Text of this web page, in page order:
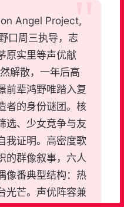
Angel Project,
口周三执导，志
原实里等声优献
解散，一年后高
前辈鸿野唯踏入复
者的身份谜团。核
选、少女竞争与友
我证明。高密度歌
的群像叙事，六人
像番典型结构：热
光芒。声优阵容兼